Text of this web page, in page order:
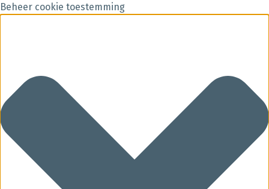
Beheer cookie toestemming